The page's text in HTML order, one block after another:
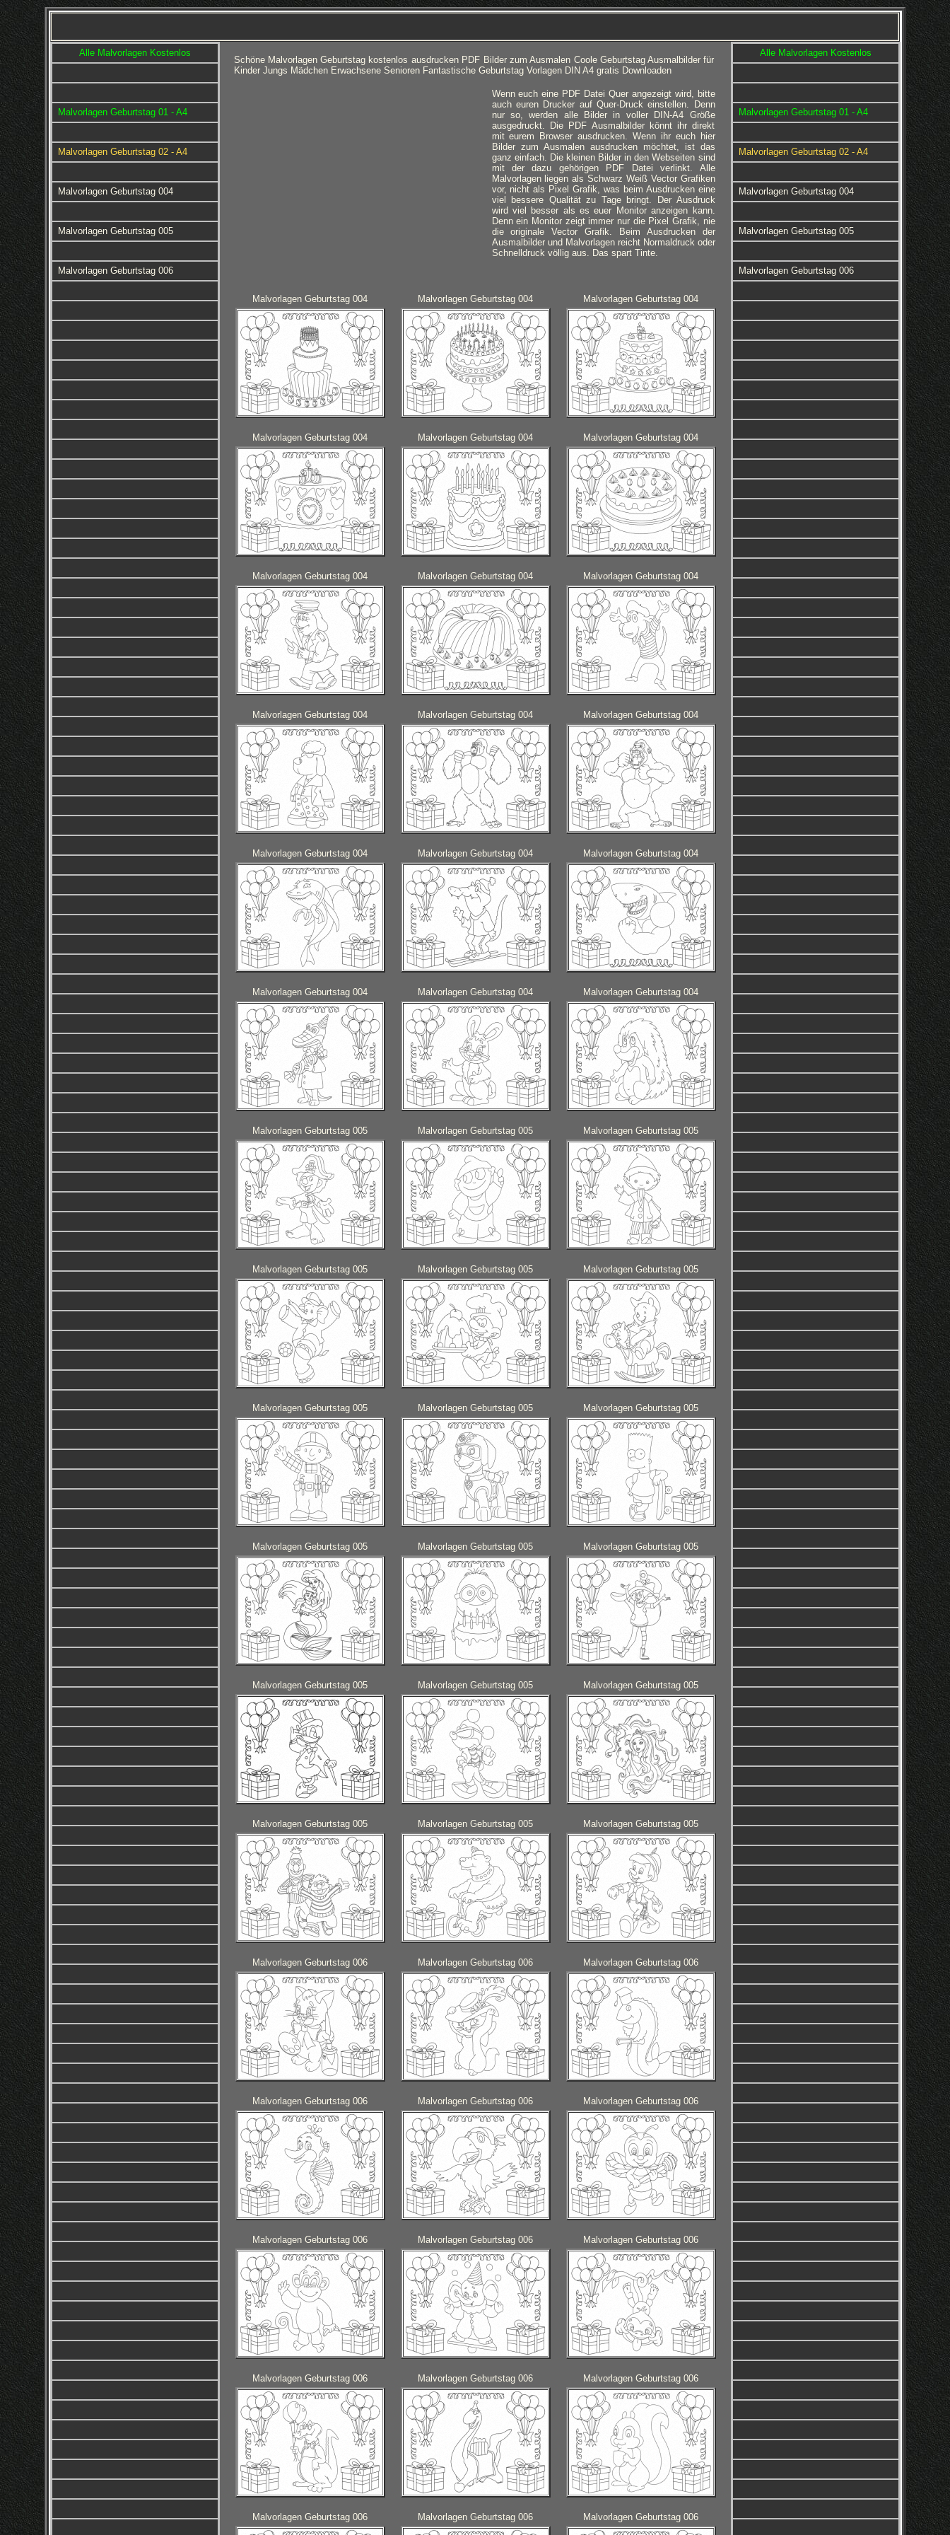
Alle Malvorlagen Kostenlos
Malvorlagen Geburtstag 01 - A4
Malvorlagen Geburtstag 02 - A4
Malvorlagen Geburtstag 004
Malvorlagen Geburtstag 005
Malvorlagen Geburtstag 006
Schöne Malvorlagen Geburtstag kostenlos ausdrucken PDF Bilder zum Ausmalen Coole Geburtstag Ausmalbilder für
Kinder Jungs Mädchen Erwachsene Senioren Fantastische Geburtstag Vorlagen DIN A4 gratis Downloaden
Wenn euch eine PDF Datei Quer angezeigt wird, bitte
auch euren Drucker auf Quer-Druck einstellen. Denn
nur so, werden alle Bilder in voller DIN-A4 Größe
ausgedruckt. Die PDF Ausmalbilder könnt ihr direkt
mit eurem Browser ausdrucken. Wenn ihr euch hier
Bilder zum Ausmalen ausdrucken möchtet, ist das
ganz einfach. Die kleinen Bilder in den Webseiten sind
mit der dazu gehörigen PDF Datei verlinkt. Alle
Malvorlagen liegen als Schwarz Weiß Vector Grafiken
vor, nicht als Pixel Grafik, was beim Ausdrucken eine
viel bessere Qualität zu Tage bringt. Der Ausdruck
wird viel besser als es euer Monitor anzeigen kann.
Denn ein Monitor zeigt immer nur die Pixel Grafik, nie
die originale Vector Grafik. Beim Ausdrucken der
Ausmalbilder und Malvorlagen reicht Normaldruck oder
Schnelldruck völlig aus. Das spart Tinte.
Malvorlagen Geburtstag 004 Malvorlagen Geburtstag 004 Malvorlagen Geburtstag 004
Malvorlagen Geburtstag 004 Malvorlagen Geburtstag 004 Malvorlagen Geburtstag 004
Malvorlagen Geburtstag 004 Malvorlagen Geburtstag 004 Malvorlagen Geburtstag 004
Malvorlagen Geburtstag 004 Malvorlagen Geburtstag 004 Malvorlagen Geburtstag 004
Malvorlagen Geburtstag 004 Malvorlagen Geburtstag 004 Malvorlagen Geburtstag 004
Malvorlagen Geburtstag 004 Malvorlagen Geburtstag 004 Malvorlagen Geburtstag 004
Malvorlagen Geburtstag 005 Malvorlagen Geburtstag 005 Malvorlagen Geburtstag 005
Malvorlagen Geburtstag 005 Malvorlagen Geburtstag 005 Malvorlagen Geburtstag 005
Malvorlagen Geburtstag 005 Malvorlagen Geburtstag 005 Malvorlagen Geburtstag 005
Malvorlagen Geburtstag 005 Malvorlagen Geburtstag 005 Malvorlagen Geburtstag 005
Malvorlagen Geburtstag 005 Malvorlagen Geburtstag 005 Malvorlagen Geburtstag 005
Malvorlagen Geburtstag 005 Malvorlagen Geburtstag 005 Malvorlagen Geburtstag 005
Malvorlagen Geburtstag 006 Malvorlagen Geburtstag 006 Malvorlagen Geburtstag 006
Malvorlagen Geburtstag 006 Malvorlagen Geburtstag 006 Malvorlagen Geburtstag 006
Malvorlagen Geburtstag 006 Malvorlagen Geburtstag 006 Malvorlagen Geburtstag 006
Malvorlagen Geburtstag 006 Malvorlagen Geburtstag 006 Malvorlagen Geburtstag 006
Malvorlagen Geburtstag 006 Malvorlagen Geburtstag 006 Malvorlagen Geburtstag 006
Alle Malvorlagen Kostenlos
Malvorlagen Geburtstag 01 - A4
Malvorlagen Geburtstag 02 - A4
Malvorlagen Geburtstag 004
Malvorlagen Geburtstag 005
Malvorlagen Geburtstag 006